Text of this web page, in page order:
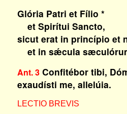
Glória Patri et Fílio *
et Spirítui Sancto,
sicut erat in princípio et
et in sǽcula
Ant. 3Confitébor tibi,
exaudísti me, allelúia.
LECTIO BREVIS